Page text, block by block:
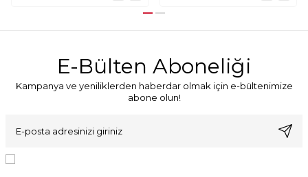
E-Bülten Aboneliği
Kampanya ve yeniliklerden haberdar olmak için e-bültenimize
abone olun!